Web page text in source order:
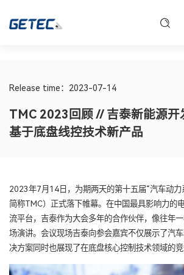
Release time：2023-07-14
TMC 2023回顾 // 吉泰新能源开
基于底盘线控技术新产品
2023年7月14日，为期两天的第十五届“汽车动力
简称TMC）正式落下帷幕。在中国最具影响力的
流平台，吉泰作为大会多年的合作伙伴，像往年
场演讲。会议现场吉泰向参会嘉宾不仅展示了汽
决方案同时也展现了在底盘核心控制技术领域的竞